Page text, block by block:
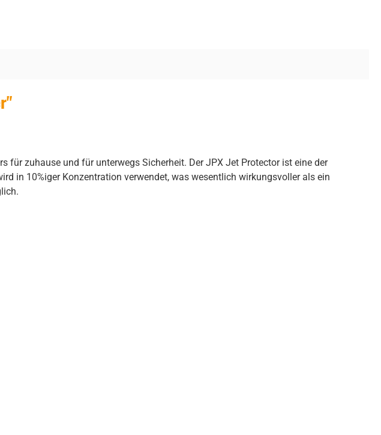
für zuhause und für unterwegs Sicherheit. Der JPX Jet Protector ist eine der
in 10%iger Konzentration verwendet, was wesentlich wirkungsvoller als ein